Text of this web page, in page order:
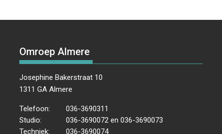
Omroep Almere
Josephine Bakerstraat 10
1311 GA Almere
Telefoon:
036-3690311
Studio:
036-3690072 en 036-3690073
Techniek:
036-3690074